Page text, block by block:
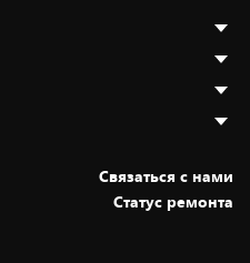
Cвязаться с нами
Статус ремонта